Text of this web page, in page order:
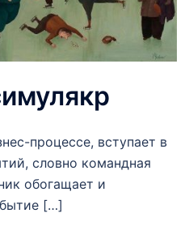
процессе, вступает в
словно командная
обогащает и
[…]